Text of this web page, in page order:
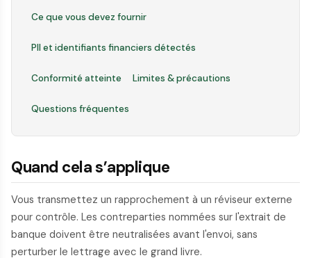
Ce que vous devez fournir
PII et identifiants financiers détectés
Conformité atteinte Limites & précautions
Questions fréquentes
Quand cela s’applique
Vous transmettez un rapprochement à un réviseur externe
pour contrôle. Les contreparties nommées sur l'extrait de
banque doivent être neutralisées avant l'envoi, sans
perturber le lettrage avec le grand livre.